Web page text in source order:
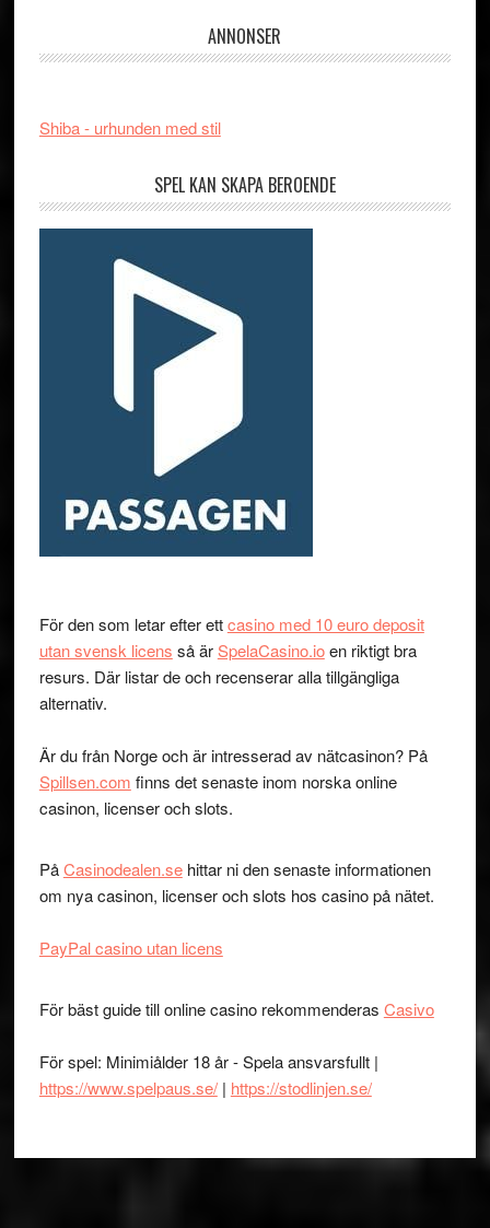
ANNONSER
Shiba - urhunden med stil
SPEL KAN SKAPA BEROENDE
För den som letar efter ettcasino med 10 euro deposit
utan svensk licens så ärSpelaCasino.ioen riktigt bra
resurs. Där listar de och recenserar alla tillgängliga
alternativ.
Är du från Norge och är intresserad av nätcasinon? På
Spillsen.com finns det senaste inom norska online
casinon, licenser och slots.
PåCasinodealen.sehittar ni den senaste informationen
om nya casinon, licenser och slots hos casino på nätet.
PayPal casino utan licens
För bäst guide till online casino rekommenderas Casivo
För spel: Minimiålder 18 år - Spela ansvarsfullt |
https://www.spelpaus.se/| https://stodlinjen.se/